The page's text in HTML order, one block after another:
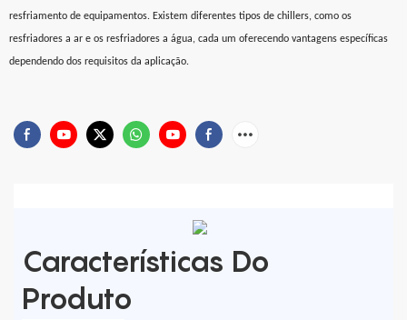
resfriamento de equipamentos. Existem diferentes tipos de chillers, como os
resfriadores a ar e os resfriadores a água, cada um oferecendo vantagens específicas
dependendo dos requisitos da aplicação.
Características Do
Produto